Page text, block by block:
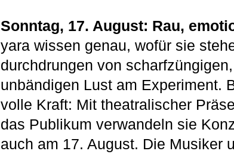
Sonntag, 17. August: Rau,
yara wissen genau, wofür sie
durchdrungen von
unbändigen Lust am Experiment.
volle Kraft: Mit theatralischer
das Publikum verwandeln sie
auch am 17. August. Die Musiker